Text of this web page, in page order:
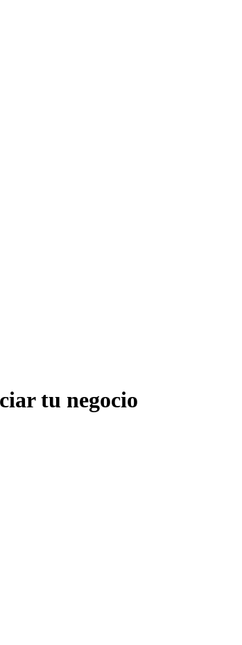
tu negocio